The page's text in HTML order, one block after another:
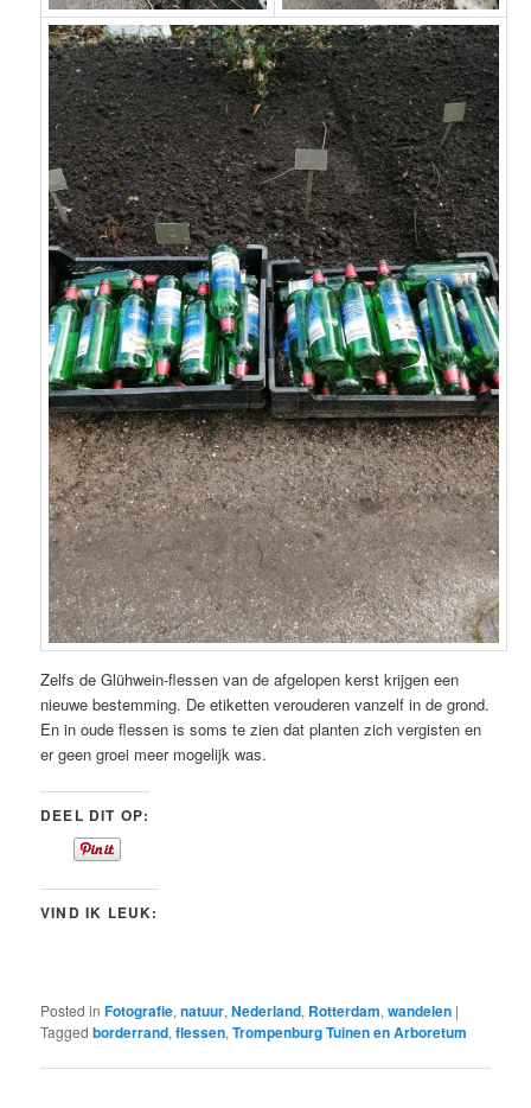
Zelfs de Glühwein-flessen van de afgelopen kerst krijgen een
nieuwe bestemming. De etiketten verouderen vanzelf in de grond.
En in oude flessen is soms te zien dat planten zich vergisten en
er geen groei meer mogelijk was.
DEEL DIT OP:
VIND IK LEUK:
Posted in Fotografie,natuur,Nederland, Rotterdam,wandelen |
Tagged borderrand,flessen,Trompenburg Tuinen en Arboretum